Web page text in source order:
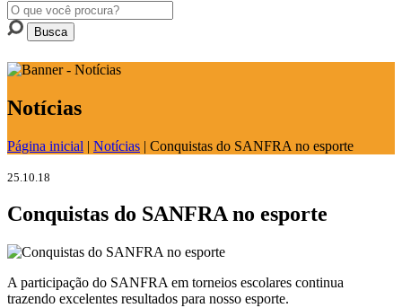
Notícias
Página inicial | Notícias | Conquistas do SANFRA no esporte
25.10.18
Conquistas do SANFRA no esporte
A participação do SANFRA em torneios escolares continua
trazendo excelentes resultados para nosso esporte.